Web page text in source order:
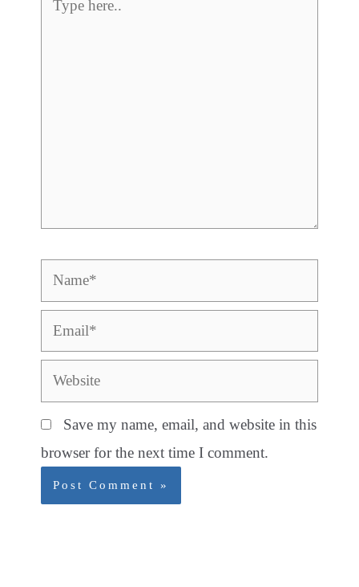
Name*
Email*
Website
Save my name, email, and website in this
browser for the next time I comment.